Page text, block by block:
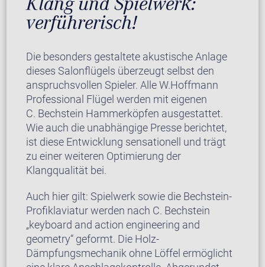
verführerisch!
Die besonders gestaltete akustische Anlage
dieses Salonflügels überzeugt selbst den
anspruchsvollen Spieler. Alle W.Hoffmann
Professional Flügel werden mit eigenen
C. Bechstein Hammerköpfen ausgestattet.
Wie auch die unabhängige Presse berichtet,
ist diese Entwicklung sensationell und trägt
zu einer weiteren Optimierung der
Klangqualität bei.
Auch hier gilt: Spielwerk sowie die Bechstein-
Profiklaviatur werden nach C. Bechstein
„keyboard and action engineering and
geometry“ geformt. Die Holz-
Dämpfungsmechanik ohne Löffel ermöglicht